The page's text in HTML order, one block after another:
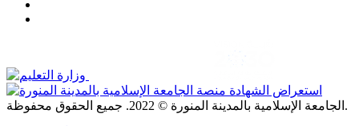
الجامعة الإسلامية بالمدينة المنورة © 2022 . جميع الحقوق محفوظة.